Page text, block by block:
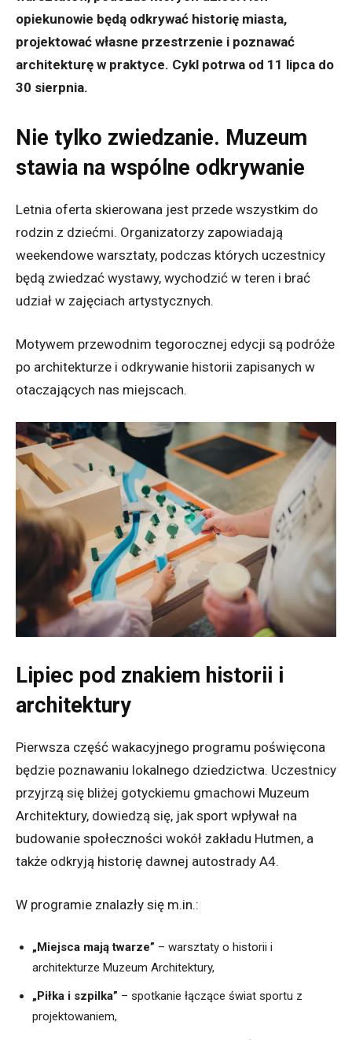
opiekunowie będą odkrywać historię miasta,
projektować własne przestrzenie i poznawać
architekturę w praktyce. Cykl potrwa od 11 lipca do
30 sierpnia.
Nie tylko zwiedzanie. Muzeum
stawia na wspólne odkrywanie
Letnia oferta skierowana jest przede wszystkim do
rodzin z dziećmi. Organizatorzy zapowiadają
weekendowe warsztaty, podczas których uczestnicy
będą zwiedzać wystawy, wychodzić w teren i brać
udział w zajęciach artystycznych.
Motywem przewodnim tegorocznej edycji są podróże
po architekturze i odkrywanie historii zapisanych w
otaczających nas miejscach.
Lipiec pod znakiem historii i
architektury
Pierwsza część wakacyjnego programu poświęcona
będzie poznawaniu lokalnego dziedzictwa. Uczestnicy
przyjrzą się bliżej gotyckiemu gmachowi Muzeum
Architektury, dowiedzą się, jak sport wpływał na
budowanie społeczności wokół zakładu Hutmen, a
także odkryją historię dawnej autostrady A4.
W programie znalazły się m.in.:
„Miejsca mają twarze” – warsztaty o historii i
architekturze Muzeum Architektury,
„Piłka i szpilka” – spotkanie łączące świat sportu z
projektowaniem,